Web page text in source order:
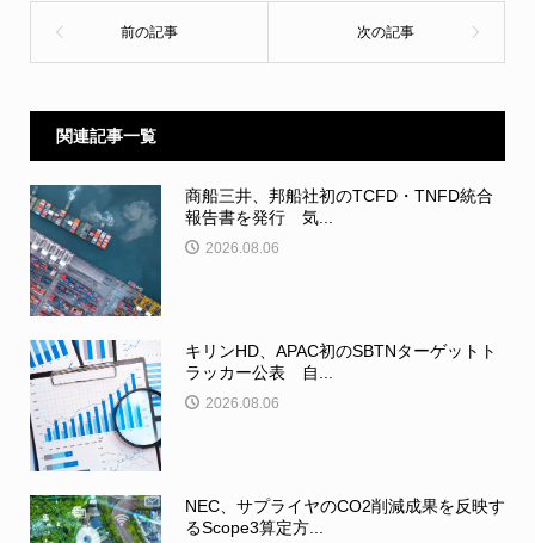
関連記事一覧
商船三井、邦船社初のTCFD・TNFD統合
報告書を発行 気...
2026.08.06
キリンHD、APAC初のSBTNターゲットト
ラッカー公表 自...
2026.08.06
NEC、サプライヤのCO2削減成果を反映す
るScope3算定方...